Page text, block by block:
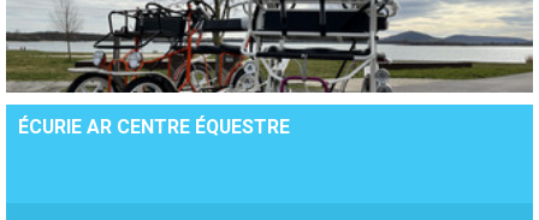
ÉCURIE AR CENTRE ÉQUESTRE